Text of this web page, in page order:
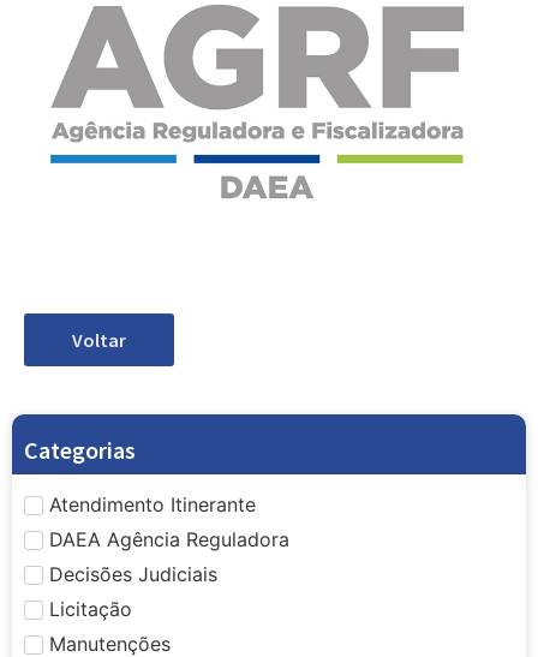
Voltar
Categorias
Atendimento Itinerante
DAEA Agência Reguladora
Decisões Judiciais
Licitação
Manutenções